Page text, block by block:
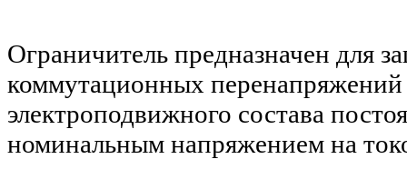
Ограничитель предназначен для
коммутационных перенапряжений
электроподвижного состава
номинальным напряжением на